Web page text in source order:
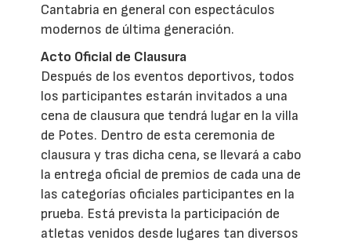
Cantabria en general con espectáculos
modernos de última generación.
Acto Oficial de Clausura
Después de los eventos deportivos, todos
los participantes estarán invitados a una
cena de clausura que tendrá lugar en la villa
de Potes. Dentro de esta ceremonia de
clausura y tras dicha cena, se llevará a cabo
la entrega oficial de premios de cada una de
las categorías oficiales participantes en la
prueba. Está prevista la participación de
atletas venidos desde lugares tan diversos